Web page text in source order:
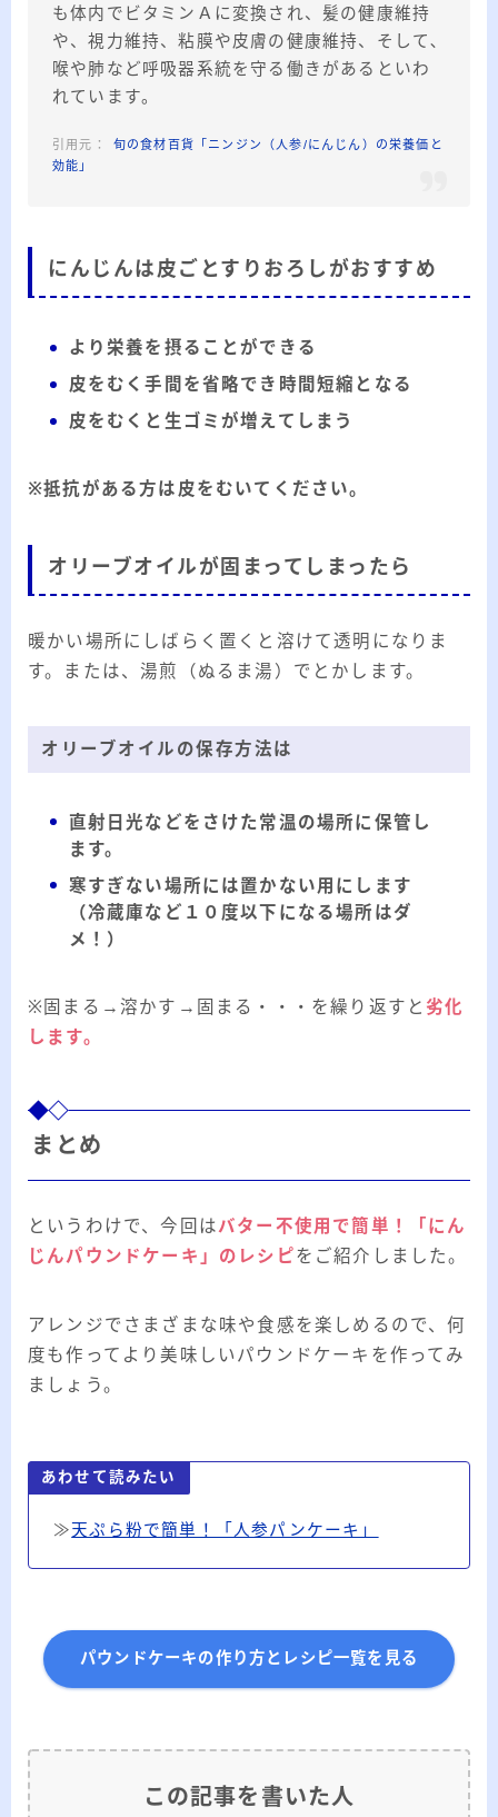
も体内でビタミンＡに変換され、髪の健康維持
や、視力維持、粘膜や皮膚の健康維持、そして､
喉や肺など呼吸器系統を守る働きがあるといわ
れています。
旬の食材百貨「ニンジン（人参/にんじん）の栄養価と
効能」
にんじんは皮ごとすりおろしがおすすめ
より栄養を摂ることができる
皮をむく手間を省略でき時間短縮となる
皮をむくと生ゴミが増えてしまう
※抵抗がある方は皮をむいてください。
オリーブオイルが固まってしまったら
暖かい場所にしばらく置くと溶けて透明になりま
す。または、湯煎（ぬるま湯）でとかします。
オリーブオイルの保存方法は
直射日光などをさけた常温の場所に保管し
ます。
寒すぎない場所には置かない用にします
（冷蔵庫など１０度以下になる場所はダ
メ！）
※固まる→溶かす→固まる・・・を繰り返すと 劣化
します。
まとめ
というわけで、今回はバター不使用で簡単！「にん
じんパウンドケーキ」のレシピをご紹介しました。
アレンジでさまざまな味や食感を楽しめるので、何
度も作ってより美味しいパウンドケーキを作ってみ
ましょう。
あわせて読みたい
≫天ぷら粉で簡単！「人参パンケーキ」
パウンドケーキの作り方とレシピ一覧を見る
この記事を書いた人